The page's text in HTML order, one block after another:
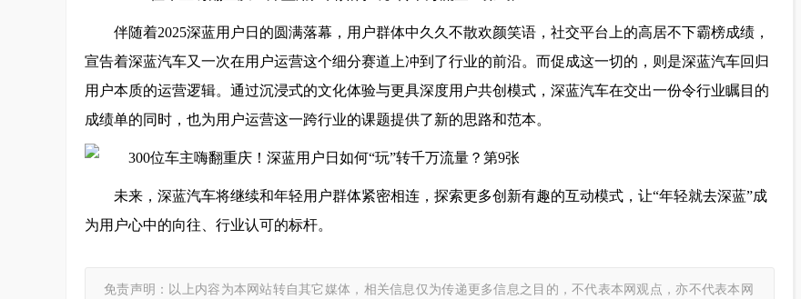
伴随着2025深蓝用户日的圆满落幕，用户群体中久久不散欢颜笑语，社交平台上的高居不下霸榜成绩，
宣告着深蓝汽车又一次在用户运营这个细分赛道上冲到了行业的前沿。而促成这一切的，则是深蓝汽车回归
用户本质的运营逻辑。通过沉浸式的文化体验与更具深度用户共创模式，深蓝汽车在交出一份令行业瞩目的
成绩单的同时，也为用户运营这一跨行业的课题提供了新的思路和范本。
未来，深蓝汽车将继续和年轻用户群体紧密相连，探索更多创新有趣的互动模式，让“年轻就去深蓝”成
为用户心中的向往、行业认可的标杆。
免责声明：以上内容为本网站转自其它媒体，相关信息仅为传递更多信息之目的，不代表本网观点，亦不代表本网